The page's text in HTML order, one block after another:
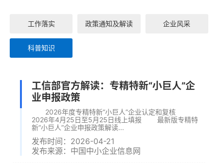
工作落实 政策通知及解读 企业风采
科普知识
工信部官方解读：专精特新“小巨人”企
业申报政策
2026年度专精特新“小巨人”企业认定和复核
2026年4月25日至5月25日线上填报 最新版专精特
新“小巨人”企业申报政策解读...
发布时间：2026-04-21
发布来源：中国中小企业信息网